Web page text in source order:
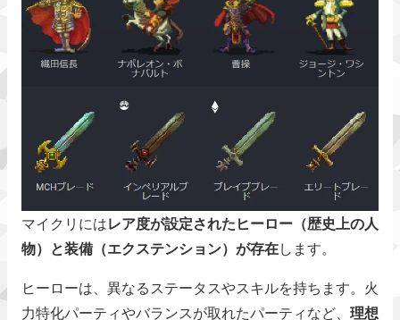
マイクリにはレア度が設定されたヒーロー（歴史上の人
物）と装備（エクステンション）が存在します。
ヒーローは、異なるステータスやスキルを持ちます。火
力特化パーティやバランスが取れたパーティなど、 理想